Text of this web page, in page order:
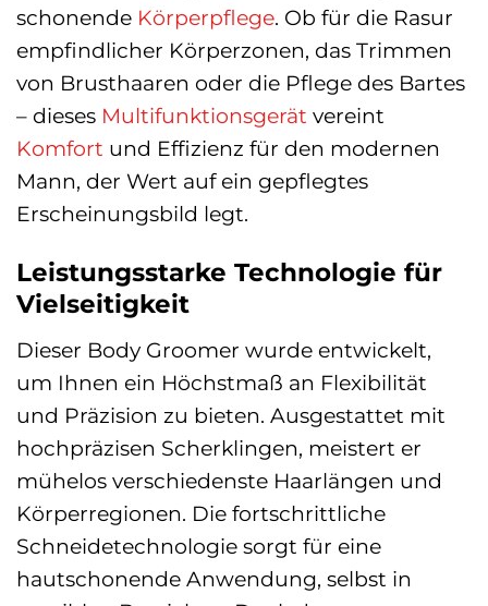
schonende Körperpflege. Ob für die Rasur
empfindlicher Körperzonen, das Trimmen
von Brusthaaren oder die Pflege des Bartes
– dieses Multifunktionsgerät vereint
Komfort und Effizienz für den modernen
Mann, der Wert auf ein gepflegtes
Erscheinungsbild legt.
Leistungsstarke Technologie für
Vielseitigkeit
Dieser Body Groomer wurde entwickelt,
um Ihnen ein Höchstmaß an Flexibilität
und Präzision zu bieten. Ausgestattet mit
hochpräzisen Scherklingen, meistert er
mühelos verschiedenste Haarlängen und
Körperregionen. Die fortschrittliche
Schneidetechnologie sorgt für eine
hautschonende Anwendung, selbst in